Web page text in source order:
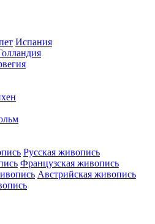
Испания
Русская живопись
Французская живопись
Австрийская живопись